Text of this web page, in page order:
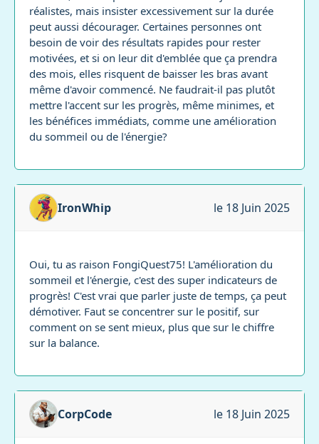
réalistes, mais insister excessivement sur la durée
peut aussi décourager. Certaines personnes ont
besoin de voir des résultats rapides pour rester
motivées, et si on leur dit d'emblée que ça prendra
des mois, elles risquent de baisser les bras avant
même d'avoir commencé. Ne faudrait-il pas plutôt
mettre l'accent sur les progrès, même minimes, et
les bénéfices immédiats, comme une amélioration
du sommeil ou de l'énergie?
IronWhip le 18 Juin 2025
Oui, tu as raison FongiQuest75! L'amélioration du
sommeil et l'énergie, c'est des super indicateurs de
progrès! C'est vrai que parler juste de temps, ça peut
démotiver. Faut se concentrer sur le positif, sur
comment on se sent mieux, plus que sur le chiffre
sur la balance.
CorpCode le 18 Juin 2025